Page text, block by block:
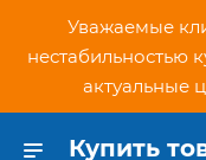
Уважаемые
нестабильностью
актуальные